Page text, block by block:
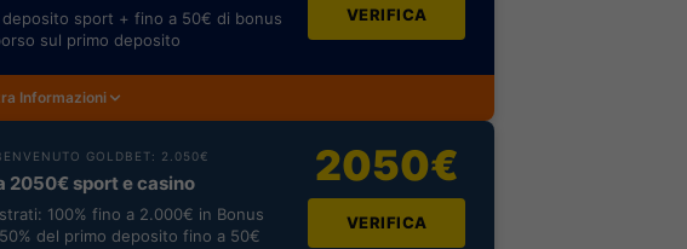
sport + fino a 50€ di bonus
sul primo deposito
VERIFICA
Informazioni
GOLDBET: 2.050€
2050€ sport e casino
100% fino a 2.000€ in Bonus
del primo deposito fino a 50€
2050€
VERIFICA